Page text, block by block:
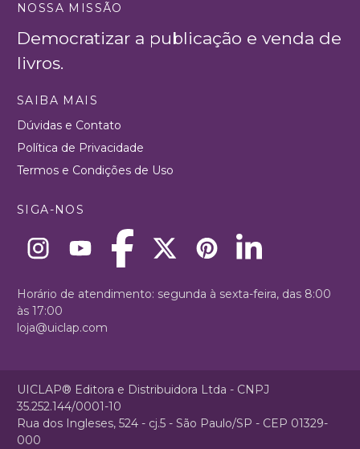
NOSSA MISSÃO
Democratizar a publicação e venda de
livros.
SAIBA MAIS
Dúvidas e Contato
Política de Privacidade
Termos e Condições de Uso
SIGA-NOS
Horário de atendimento: segunda à sexta-feira, das 8:00
às 17:00
loja@uiclap.com
UICLAP® Editora e Distribuidora Ltda - CNPJ
35.252.144/0001-10
Rua dos Ingleses, 524 - cj.5 - São Paulo/SP - CEP 01329-
000